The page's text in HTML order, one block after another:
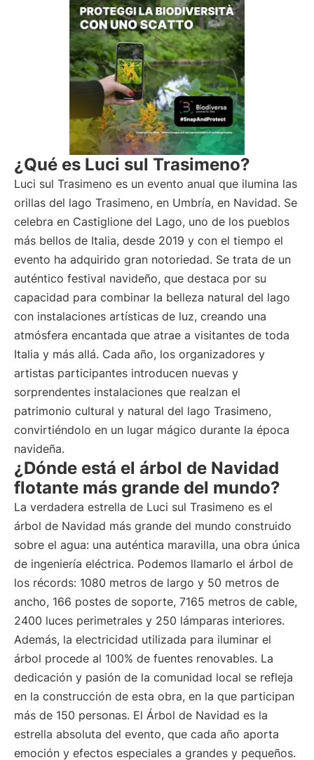
¿Qué es Luci sul Trasimeno?
Luci sul Trasimeno es un evento anual que ilumina las
orillas del lago Trasimeno, en Umbría, en Navidad. Se
celebra en Castiglione del Lago, uno de los pueblos
más bellos de Italia, desde 2019 y con el tiempo el
evento ha adquirido gran notoriedad. Se trata de un
auténtico festival navideño, que destaca por su
capacidad para combinar la belleza natural del lago
con instalaciones artísticas de luz, creando una
atmósfera encantada que atrae a visitantes de toda
Italia y más allá. Cada año, los organizadores y
artistas participantes introducen nuevas y
sorprendentes instalaciones que realzan el
patrimonio cultural y natural del lago Trasimeno,
convirtiéndolo en un lugar mágico durante la época
navideña.
¿Dónde está el árbol de Navidad
flotante más grande del mundo?
La verdadera estrella de Luci sul Trasimeno es el
árbol de Navidad más grande del mundo construido
sobre el agua: una auténtica maravilla, una obra única
de ingeniería eléctrica. Podemos llamarlo el árbol de
los récords: 1080 metros de largo y 50 metros de
ancho, 166 postes de soporte, 7165 metros de cable,
2400 luces perimetrales y 250 lámparas interiores.
Además, la electricidad utilizada para iluminar el
árbol procede al 100% de fuentes renovables. La
dedicación y pasión de la comunidad local se refleja
en la construcción de esta obra, en la que participan
más de 150 personas. El Árbol de Navidad es la
estrella absoluta del evento, que cada año aporta
emoción y efectos especiales a grandes y pequeños.